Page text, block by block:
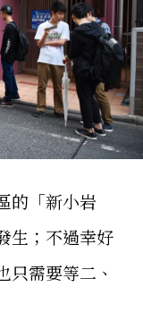
的「新小岩
生；不過幸好
只需要等二、